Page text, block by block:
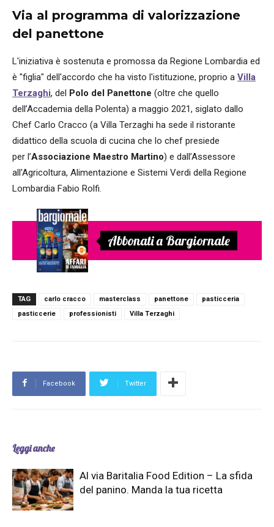
Via al programma di valorizzazione
del panettone
L'iniziativa è sostenuta e promossa da Regione Lombardia ed
è "figlia" dell'accordo che ha visto l'istituzione, proprio a Villa
Terzaghi, del Polo del Panettone (oltre che quello
dell’Accademia della Polenta) a maggio 2021, siglato dallo
Chef Carlo Cracco (a Villa Terzaghi ha sede il ristorante
didattico della scuola di cucina che lo chef presiede
per l’Associazione Maestro Martino) e dall’Assessore
all'Agricoltura, Alimentazione e Sistemi Verdi della Regione
Lombardia Fabio Rolfi.
Abbonati a Bargiornale
TAG carlo cracco masterclass panettone
pasticceria
pasticcerie
professionisti Villa Terzaghi
Facebook Twitter
Leggi anche
Al via Baritalia Food Edition – La sfida
del panino. Manda la tua ricetta